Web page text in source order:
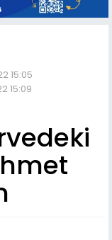
15:05
15:09